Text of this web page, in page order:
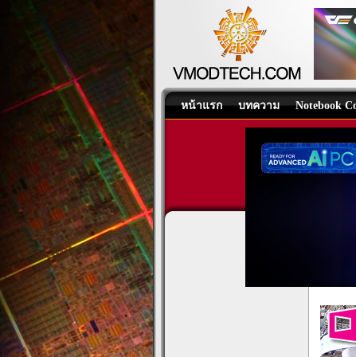
หน้าแรก บทความ Notebook